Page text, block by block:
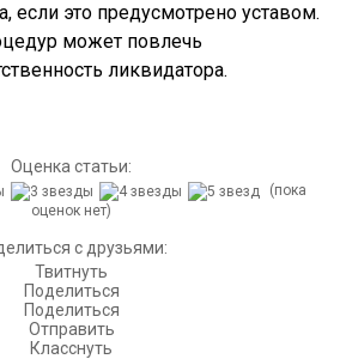
если это предусмотрено уставом.
может повлечь
ликвидатора.
Оценка статьи:
(пока
оценок нет)
с друзьями:
Твитнуть
Поделиться
Поделиться
Отправить
Класснуть